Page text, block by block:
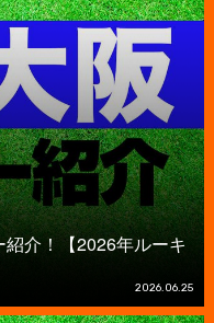
介！【2026年ルーキ
2026.06.25